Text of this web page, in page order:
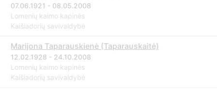
07.06.1921 - 08.05.2008
Lomenių kaimo kapinės
Kaišiadorių savivaldybė
Marijona Taparauskienė (Taparauskaitė)
12.02.1928 - 24.10.2008
Lomenių kaimo kapinės
Kaišiadorių savivaldybė